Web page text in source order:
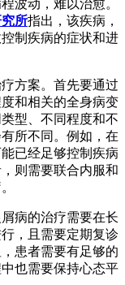
波动，难以治愈。
所指出，该疾病，
制疾病的症状和进
方案。首先要通过
和相关的全身病变
型、不同程度和不
所不同。例如，在
已经足够控制疾病
则需要联合内服和
病的治疗需要在长
，且需要定期复诊
患者需要有足够的
也需要保持心态平